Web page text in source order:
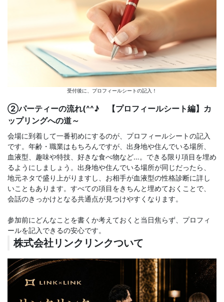
受付後に、プロフィールシートの記入！
②パーティーの流れ(^^♪ 【プロフィールシート編】カ
ップリングへの道～
会場に到着して一番初めにするのが、プロフィールシートの記入
です。年齢・職業はもちろんですが、出身地や住んでいる場所、
血液型、趣味や特技、好きな食べ物など…。できる限り項目を埋め
るようにしましょう。出身地や住んでいる場所が同じだったら、
地元ネタで盛り上がりますし、お相手が血液型の性格診断に詳し
いこともあります。すべての項目をきちんと埋めておくことで、
会話のきっかけとなる共通点が見つけやすくなります。
参加前にどんなことを書くか考えておくと当日焦らず、プロフィ
ールを記入できるの安心です。
株式会社リンクリンクついて